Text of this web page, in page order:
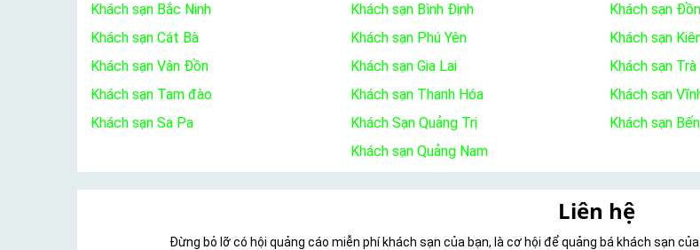
Khách sạn Bắc Ninh
Khách sạn Cát Bà
Khách sạn Vân Đồn
Khách sạn Tam đào
Khách sạn Sa Pa
Khách sạn Bình Định
Khách sạn Phú Yên
Khách sạn Gia Lai
Khách sạn Thanh Hóa
Khách Sạn Quảng Trị
Khách sạn Quảng Nam
Khách sạn
Khách sạn
Khách sạn Trà
Khách sạn
Khách sạn
Liên hệ
Đừng bỏ lỡ có hội quảng cáo miễn phí khách sạn của bạn, là cơ hội để quảng bá khách sạn